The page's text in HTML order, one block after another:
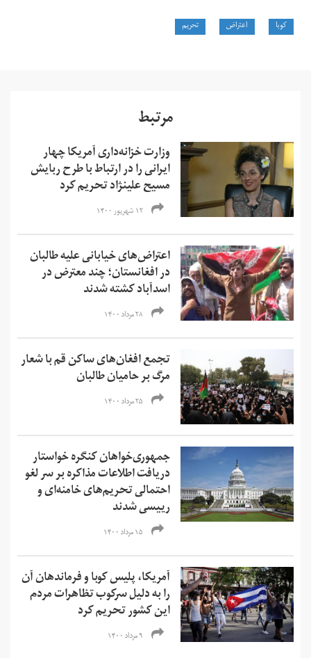
کوبا اعتراض تحریم
مرتبط
وزارت خزانه‌داری آمریکا چهار
ایرانی را در ارتباط با طرح ربایش
مسیح علینژاد تحریم کرد
۱۲ شهریور ۱۴۰۰
اعتراض‌های خیابانی علیه طالبان
در افغانستان؛ چند معترض در
اسدآباد کشته شدند
۲۸ مرداد ۱۴۰۰
تجمع‌ افغان‌های ساکن قم با شعار
مرگ بر حامیان طالبان
۲۵ مرداد ۱۴۰۰
جمهوری‌خواهان کنگره خواستار
دریافت اطلاعات مذاکره بر سر لغو
احتمالی تحریم‌های خامنه‌ای و
رییسی شدند
۱۵ مرداد ۱۴۰۰
آمریکا، پلیس کوبا و فرماندهان آن
را به دلیل سرکوب تظاهرات مردم
این کشور تحریم کرد
۹ مرداد ۱۴۰۰